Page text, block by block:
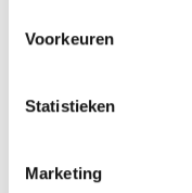
Voorkeuren
Statistieken
Marketing